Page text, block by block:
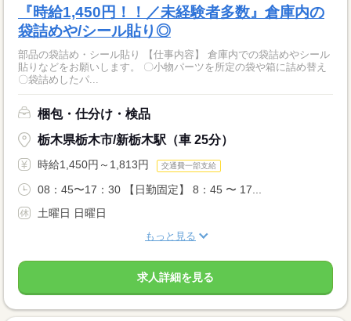
『時給1,450円！！／未経験者多数』倉庫内の
袋詰めや/シール貼り◎
部品の袋詰め・シール貼り 【仕事内容】 倉庫内での袋詰めやシール
貼りなどをお願いします。 〇小物パーツを所定の袋や箱に詰め替え
〇袋詰めしたパ...
梱包・仕分け・検品
栃木県栃木市/新栃木駅（車 25分）
時給1,450円～1,813円 交通費一部支給
08：45〜17：30 【日勤固定】 8：45 〜 17...
土曜日 日曜日
もっと見る
求人詳細を見る